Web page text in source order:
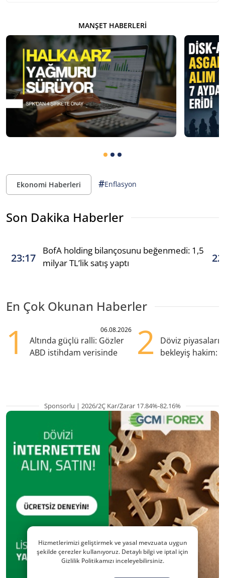
MANŞET HABERLERI
Ekonomi Haberleri #Enflasyon
Son Dakika Haberler
23:17
BofA holding bilançosunu beğenmedi: 1,5
milyar TL’lik satış yaptı
En Çok Okunan Haberler
1 06.08.2026
Altında güçlü ralli: Gözler
ABD istihdam verisinde
2
Döviz
bekleyiş hakim:
Sponsorlu | 2026/2Ç Kar/Zarar 17.84%-82.16%
Hizmetlerimizi geliştirmek ve yasal mevzuata uygun
şekilde çerezler kullanıyoruz. Detaylı bilgi ve iptal için
Gizlilik Politikamızı inceleyebilirsiniz.